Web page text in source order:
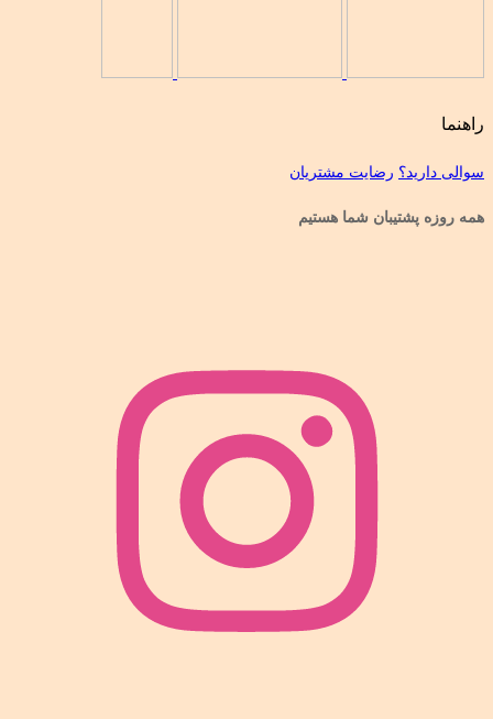
راهنما
سوالی دارید؟ رضایت مشتریان
همه روزه پشتیبان شما هستیم